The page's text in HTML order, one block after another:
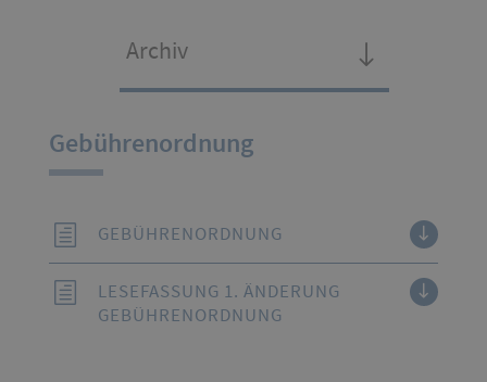
Archiv
Gebührenordnung
GEBÜHRENORDNUNG
LESEFASSUNG 1. ÄNDERUNG
GEBÜHRENORDNUNG